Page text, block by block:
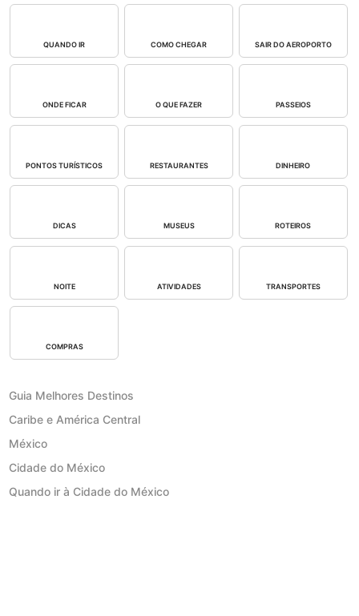
QUANDO IR COMO CHEGAR SAIR DO AEROPORTO
ONDE FICAR O QUE FAZER PASSEIOS
PONTOS TURÍSTICOS RESTAURANTES DINHEIRO
DICAS MUSEUS ROTEIROS
NOITE ATIVIDADES TRANSPORTES
COMPRAS
Guia Melhores Destinos
Caribe e América Central
México
Cidade do México
Quando ir à Cidade do México